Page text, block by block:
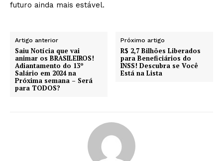
futuro ainda mais estável.
Artigo anterior
Saiu Notícia que vai
animar os BRASILEIROS!
Adiantamento do 13º
Salário em 2024 na
Próxima semana – Será
para TODOS?
Próximo artigo
R$ 2,7 Bilhões Liberados
para Beneficiários do
INSS! Descubra se Você
Está na Lista